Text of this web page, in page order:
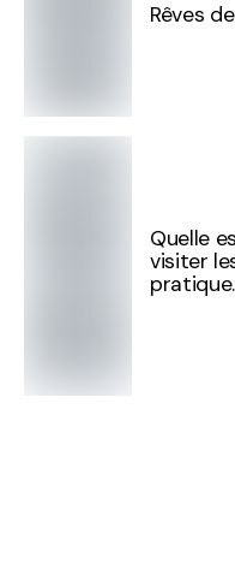
Rêves
Quelle
visiter
pratique.